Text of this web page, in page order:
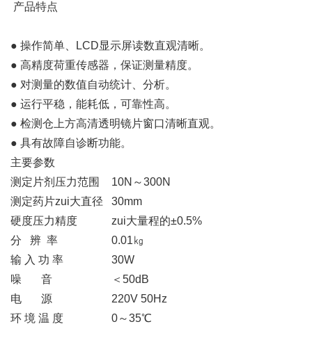
产品特点
● 操作简单、LCD显示屏读数直观清晰。
● 高精度荷重传感器，保证测量精度。
● 对测量的数值自动统计、分析。
● 运行平稳，能耗低，可靠性高。
● 检测仓上方高清透明镜片窗口清晰直观。
● 具有故障自诊断功能。
主要参数
测定片剂压力范围
10N～300N
测定药片zui大直径 30mm
硬度压力精度
zui大量程的±0.5%
分 辨 率
0.01㎏
输 入 功 率
30W
噪 音
＜50dB
电 源
220V 50Hz
环 境 温 度
0～35℃